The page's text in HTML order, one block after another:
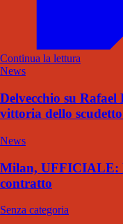
Continua la lettura
News
Delvecchio su
vittoria dello
News
Milan, UFFICIALE:
contratto
Senza categoria